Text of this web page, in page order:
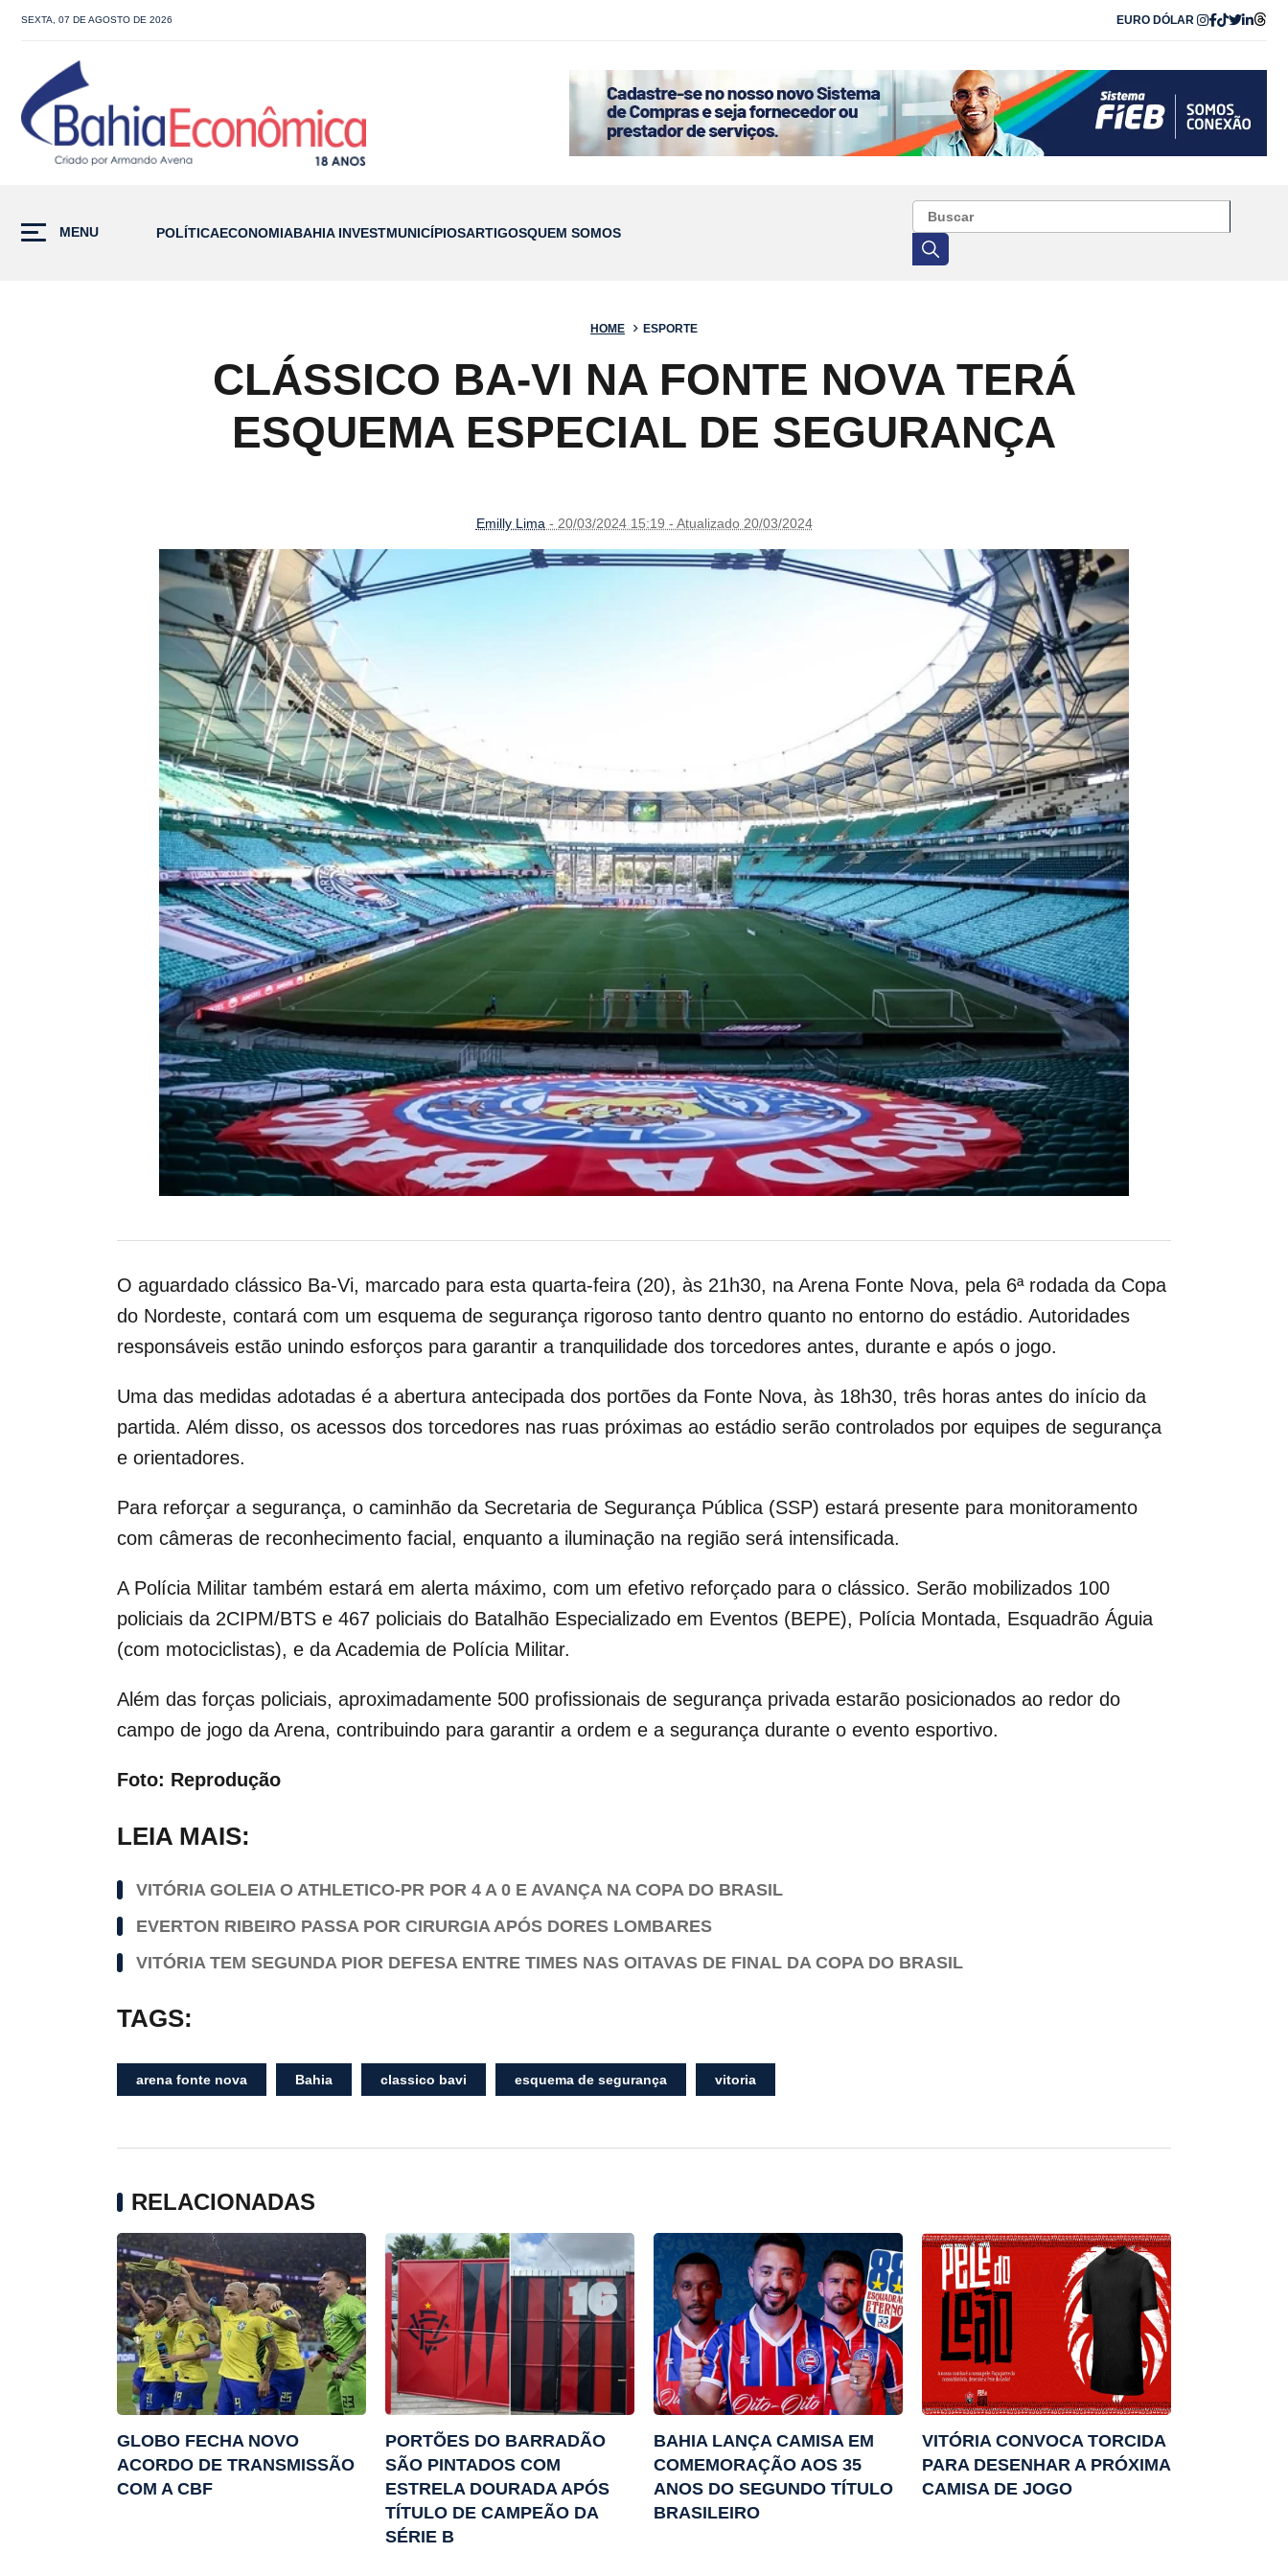
SEXTA, 07 DE AGOSTO DE 2026 EURO DÓLAR
MENU POLÍTICAECONOMIABAHIA INVESTMUNICÍPIOSARTIGOSQUEM SOMOS
HOME ESPORTE
CLÁSSICO BA-VI NA FONTE NOVA TERÁ
ESQUEMA ESPECIAL DE SEGURANÇA
Emilly Lima - 20/03/2024 15:19 - Atualizado 20/03/2024
O aguardado clássico Ba-Vi, marcado para esta quarta-feira (20), às 21h30, na Arena Fonte Nova, pela 6ª rodada da Copa
do Nordeste, contará com um esquema de segurança rigoroso tanto dentro quanto no entorno do estádio. Autoridades
responsáveis estão unindo esforços para garantir a tranquilidade dos torcedores antes, durante e após o jogo.
Uma das medidas adotadas é a abertura antecipada dos portões da Fonte Nova, às 18h30, três horas antes do início da
partida. Além disso, os acessos dos torcedores nas ruas próximas ao estádio serão controlados por equipes de segurança
e orientadores.
Para reforçar a segurança, o caminhão da Secretaria de Segurança Pública (SSP) estará presente para monitoramento
com câmeras de reconhecimento facial, enquanto a iluminação na região será intensificada.
A Polícia Militar também estará em alerta máximo, com um efetivo reforçado para o clássico. Serão mobilizados 100
policiais da 2CIPM/BTS e 467 policiais do Batalhão Especializado em Eventos (BEPE), Polícia Montada, Esquadrão Águia
(com motociclistas), e da Academia de Polícia Militar.
Além das forças policiais, aproximadamente 500 profissionais de segurança privada estarão posicionados ao redor do
campo de jogo da Arena, contribuindo para garantir a ordem e a segurança durante o evento esportivo.
Foto: Reprodução
LEIA MAIS:
VITÓRIA GOLEIA O ATHLETICO-PR POR 4 A 0 E AVANÇA NA COPA DO BRASIL
EVERTON RIBEIRO PASSA POR CIRURGIA APÓS DORES LOMBARES
VITÓRIA TEM SEGUNDA PIOR DEFESA ENTRE TIMES NAS OITAVAS DE FINAL DA COPA DO BRASIL
TAGS:
arena fonte nova Bahia classico bavi esquema de segurança vitoria
RELACIONADAS
GLOBO FECHA NOVO
ACORDO DE TRANSMISSÃO
COM A CBF
PORTÕES DO BARRADÃO
SÃO PINTADOS COM
ESTRELA DOURADA APÓS
TÍTULO DE CAMPEÃO DA
SÉRIE B
BAHIA LANÇA CAMISA EM
COMEMORAÇÃO AOS 35
ANOS DO SEGUNDO TÍTULO
BRASILEIRO
VITÓRIA CONVOCA TORCIDA
PARA DESENHAR A PRÓXIMA
CAMISA DE JOGO